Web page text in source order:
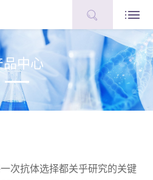
品中心
次抗体选择都关乎研究的关键